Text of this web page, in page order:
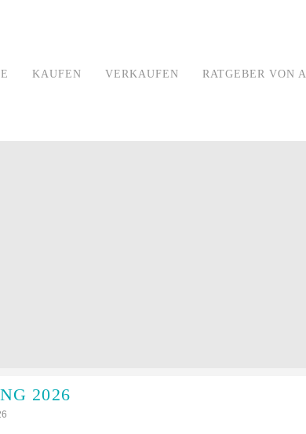
KAUFEN VERKAUFEN RATGEBER VON
2026